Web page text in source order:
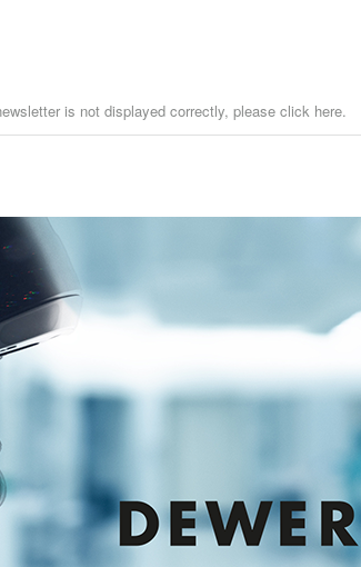
is not displayed correctly, please click here.